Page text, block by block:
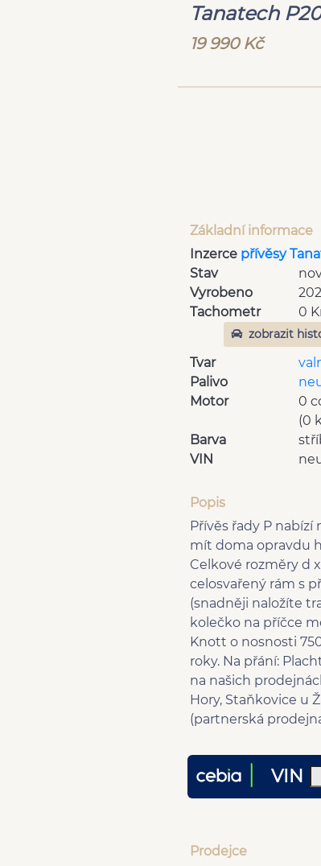
Tanatech
19 990 Kč
Základní informace
Inzerce přívěsy
Stav
Vyrobeno
Tachometr
0
zobrazit
Tvar
Palivo
Motor
0
(0
Barva
VIN
Popis
Přívěs řady P
mít doma opravdu
Celkové rozměry d
celosvařený rám s
(snadněji naložíte
kolečko na příčce
Knott o nosnosti
roky. Na přání:
na našich
Hory, Staňkovice u
(partnerská prodejna
VIN
Prodejce